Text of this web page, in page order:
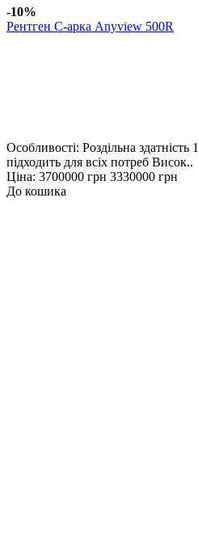
-10%
Рентген С-арка Anyview 500R
Особливості: Роздільна
підходить для всіх потреб Висок..
Ціна: 3700000 грн 3330000 грн
До кошика